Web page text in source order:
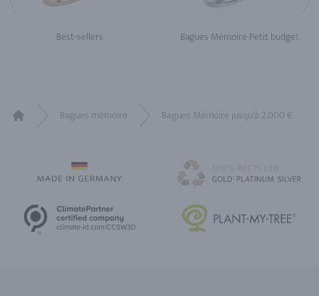
Best-sellers Bagues Mémoire Petit budget
Bagues mémoire Bagues Mémoire jusqu'à 2.000 €